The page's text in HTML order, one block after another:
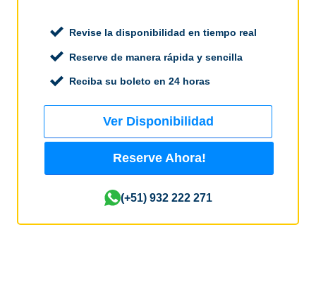
Revise la disponibilidad en tiempo real
Reserve de manera rápida y sencilla
Reciba su boleto en 24 horas
Ver Disponibilidad
Reserve Ahora!
(+51) 932 222 271